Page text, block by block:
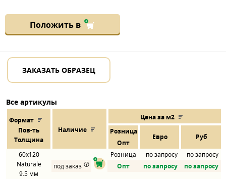
Положить в
ЗАКАЗАТЬ ОБРАЗЕЦ
Все артикулы
Формат
Пов-ть
Толщина
Наличие
Цена за м2
Розница
Евро Руб
Опт
60x120
Naturale
9.5 мм
Розница по запросу
по запросу
под заказ
Опт по запросу по запросу